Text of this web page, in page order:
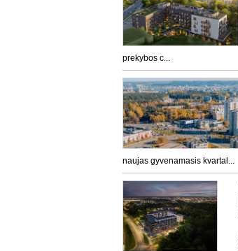
prekybos c...
naujas gyvenamasis kvartal...